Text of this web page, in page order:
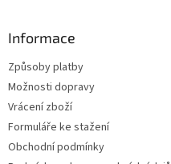
Informace
Způsoby platby
Možnosti dopravy
Vrácení zboží
Formuláře ke stažení
Obchodní podmínky